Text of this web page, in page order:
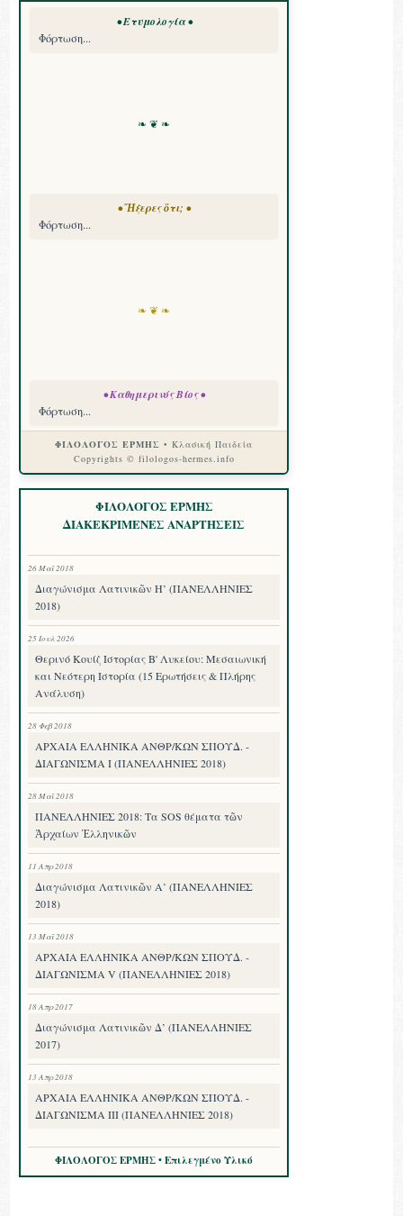
• Ετυμολογία •
Φόρτωση...
❧ ❦ ❧
• Ἤξερες ὅτι; •
Φόρτωση...
❧ ❦ ❧
• Καθημερινός Βίος •
Φόρτωση...
ΦΙΛΟΛΟΓΟΣ ΕΡΜΗΣ • Κλασική Παιδεία
Copyrights © filologos-hermes.info
ΦΙΛΟΛΟΓΟΣ ΕΡΜΗΣ
ΔΙΑΚΕΚΡΙΜΕΝΕΣ ΑΝΑΡΤΗΣΕΙΣ
26 Μαΐ 2018
Διαγώνισμα Λατινικῶν Η’ (ΠΑΝΕΛΛΗΝΙΕΣ
2018)
25 Ιουλ 2026
Θερινό Κουίζ Ιστορίας Β' Λυκείου: Μεσαιωνική
και Νεότερη Ιστορία (15 Ερωτήσεις & Πλήρης
Ανάλυση)
28 Φεβ 2018
ΑΡΧΑΙΑ ΕΛΛΗΝΙΚΑ ΑΝΘΡ/ΚΩΝ ΣΠΟΥΔ. -
ΔΙΑΓΩΝΙΣΜΑ I (ΠΑΝΕΛΛΗΝΙΕΣ 2018)
28 Μαΐ 2018
ΠΑΝΕΛΛΗΝΙΕΣ 2018: Τα SOS θέματα τῶν
Ἀρχαίων Ἑλληνικῶν
11 Απρ 2018
Διαγώνισμα Λατινικῶν Α’ (ΠΑΝΕΛΛΗΝΙΕΣ
2018)
13 Μαΐ 2018
ΑΡΧΑΙΑ ΕΛΛΗΝΙΚΑ ΑΝΘΡ/ΚΩΝ ΣΠΟΥΔ. -
ΔΙΑΓΩΝΙΣΜΑ V (ΠΑΝΕΛΛΗΝΙΕΣ 2018)
18 Απρ 2017
Διαγώνισμα Λατινικῶν Δ’ (ΠΑΝΕΛΛΗΝΙΕΣ
2017)
13 Απρ 2018
ΑΡΧΑΙΑ ΕΛΛΗΝΙΚΑ ΑΝΘΡ/ΚΩΝ ΣΠΟΥΔ. -
ΔΙΑΓΩΝΙΣΜΑ III (ΠΑΝΕΛΛΗΝΙΕΣ 2018)
ΦΙΛΟΛΟΓΟΣ ΕΡΜΗΣ • Επιλεγμένο Υλικό